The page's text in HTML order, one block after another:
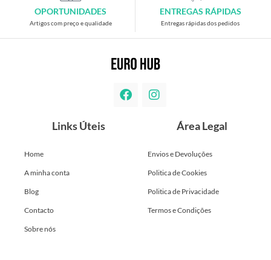
OPORTUNIDADES
Artigos com preço e qualidade
ENTREGAS RÁPIDAS
Entregas rápidas dos pedidos
Links Úteis
Home
A minha conta
Blog
Contacto
Sobre nós
Área Legal
Envios e Devoluções
Politica de Cookies
Politica de Privacidade
Termos e Condições